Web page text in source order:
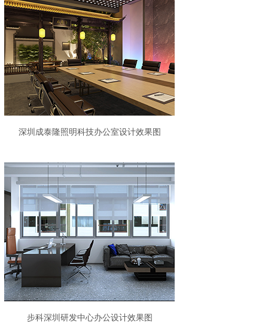
深圳成泰隆照明科技办公室设计效果图
步科深圳研发中心办公设计效果图